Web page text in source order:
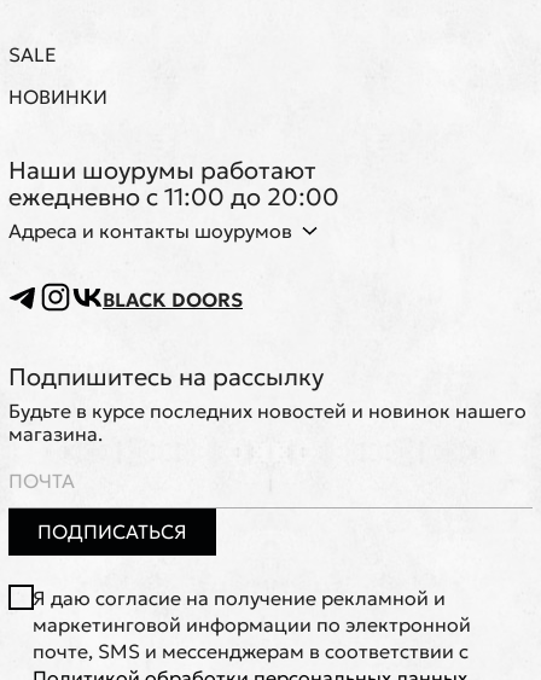
SALE
НОВИНКИ
Наши шоурумы работают
ежедневно с 11:00 до 20:00
Адреса и контакты шоурумов
BLACK DOORS
Подпишитесь на рассылку
Будьте в курсе последних новостей и новинок нашего
магазина.
ПОДПИСАТЬСЯ
Я даю согласие на получение рекламной и
маркетинговой информации по электронной
почте, SMS и мессенджерам в соответствии с